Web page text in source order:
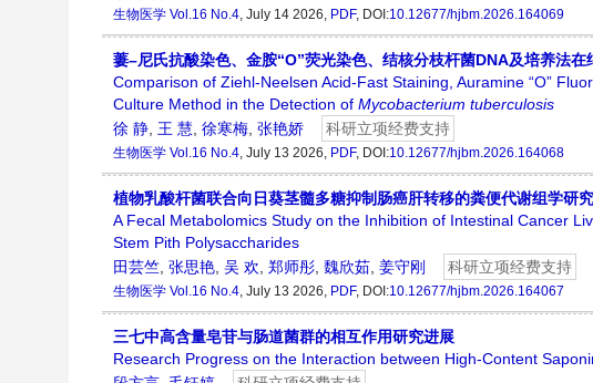
生物医学 Vol.16 No.4, July 14 2026, PDF, DOI:10.12677/hjbm.2026.164069
萋–尼氏抗酸染色、金胺“O”荧光染色、结核分枝杆菌DNA及培养法
Comparison of Ziehl-Neelsen Acid-Fast Staining, Auramine “O”
Culture Method in the Detection of Mycobacterium tuberculosis
徐 静, 王 慧, 徐寒梅, 张艳娇 科研立项经费支持
生物医学 Vol.16 No.4, July 13 2026, PDF, DOI:10.12677/hjbm.2026.164068
植物乳酸杆菌联合向日葵茎髓多糖抑制肠癌肝转移的粪便代谢组学研究
A Fecal Metabolomics Study on the Inhibition of Intestinal Cancer
Stem Pith Polysaccharides
田芸竺, 张思艳, 吴 欢, 郑师彤, 魏欣茹, 姜守刚 科研立项经费支持
生物医学 Vol.16 No.4, July 13 2026, PDF, DOI:10.12677/hjbm.2026.164067
三七中高含量皂苷与肠道菌群的相互作用研究进展
Research Progress on the Interaction between High-Content